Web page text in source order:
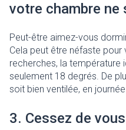
votre chambre ne
Peut-être aimez-vous
Cela peut être néfaste
recherches, la température
seulement 18 degrés. De
soit bien ventilée, en
3. Cessez de